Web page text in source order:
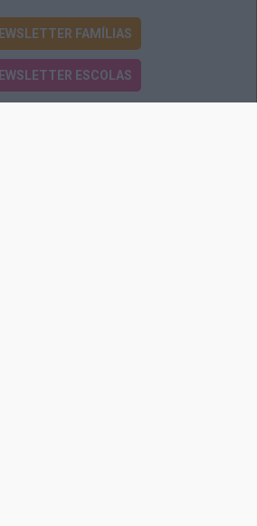
FAMÍLIAS
ESCOLAS